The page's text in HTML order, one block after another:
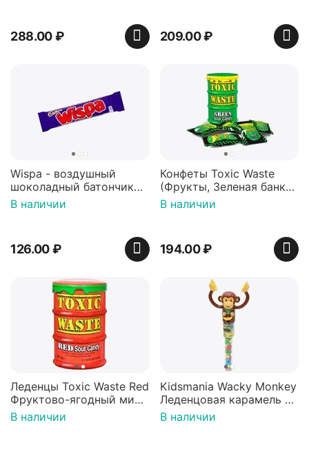
288.00₽ 209.00₽
Wispa - воздушный
шоколадный батончик
36 гр
В наличии
126.00₽
Конфеты Toxic Waste
(Фрукты, Зеленая банка,
42 гр).
В наличии
194.00₽
Леденцы Toxic Waste Red
Фруктово-ягодный микс
Красная банка 42 г,
Пакистан
В наличии
Kidsmania Wacky Monkey
Леденцовая карамель с
игрушкой Ваки Манки
12г, Китай
В наличии